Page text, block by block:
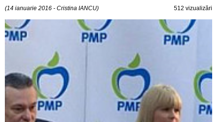
(14 ianuarie 2016 - Cristina IANCU) 512 vizualizări